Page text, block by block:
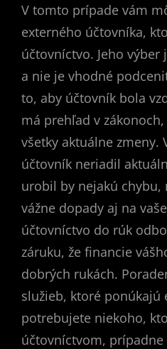
V tomto prípade vám
externého účtovníka,
účtovníctvo. Jeho
a nie je vhodné
to, aby účtovník bola
má prehľad v
všetky aktuálne zmeny.
účtovník neriadil
urobil by nejakú
vážne dopady aj na
účtovníctvo do rúk
záruku, že financie
dobrých rukách.
služieb, ktoré ponúkajú
potrebujete niekoho,
účtovníctvom,